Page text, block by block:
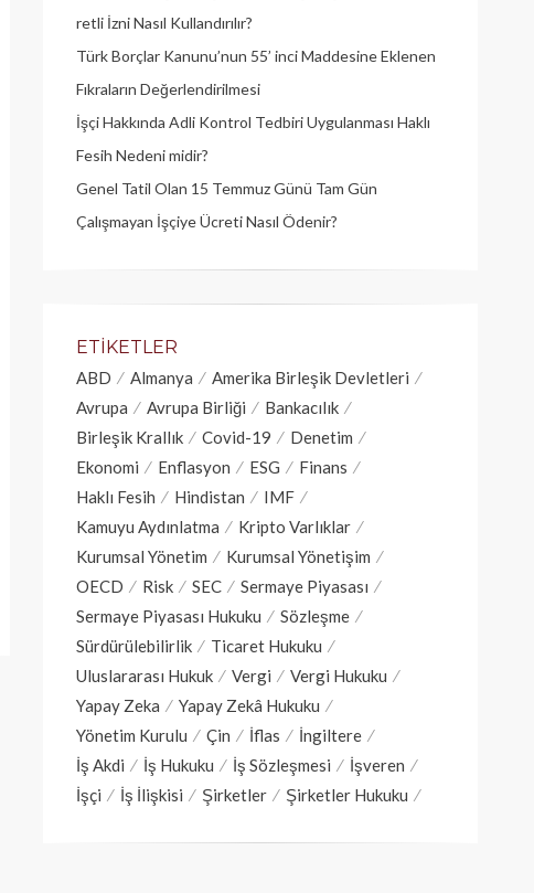
retli İzni Nasıl Kullandırılır?
Türk Borçlar Kanunu’nun 55’ inci Maddesine Eklenen
Fıkraların Değerlendirilmesi
İşçi Hakkında Adli Kontrol Tedbiri Uygulanması Haklı
Fesih Nedeni midir?
Genel Tatil Olan 15 Temmuz Günü Tam Gün
Çalışmayan İşçiye Ücreti Nasıl Ödenir?
ETIKETLER
ABD Almanya
Amerika Birleşik Devletleri
Avrupa
Avrupa Birliği
Bankacılık
Birleşik Krallık
Covid-19
Denetim
Ekonomi
Enflasyon ESG
Finans
Haklı Fesih
Hindistan
IMF
Kamuyu Aydınlatma
Kripto Varlıklar
Kurumsal Yönetim
Kurumsal Yönetişim
OECD
Risk SEC
Sermaye Piyasası
Sermaye Piyasası Hukuku
Sözleşme
Sürdürülebilirlik
Ticaret Hukuku
Uluslararası Hukuk
Vergi
Vergi Hukuku
Yapay Zeka
Yapay Zekâ Hukuku
Yönetim Kurulu
Çin İflas
İngiltere
İş Akdi
İş Hukuku İş Sözleşmesi
İşveren
İşçi
İş İlişkisi Şirketler Şirketler Hukuku